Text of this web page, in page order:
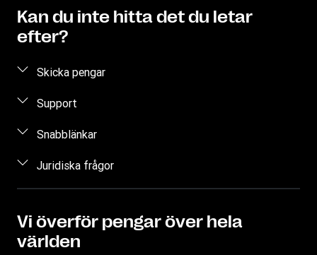
Kan du inte hitta det du letar
efter?
Skicka pengar
Skicka pengar online
Kontrollera överföringsstatus
Hitta ombud
Valutaomräknare
Support
Vanliga frågor
Snabblänkar
Logga in
Registrera dig
Juridiska frågor
Integritetspolicy
Villkor
Vi överför pengar över hela
världen